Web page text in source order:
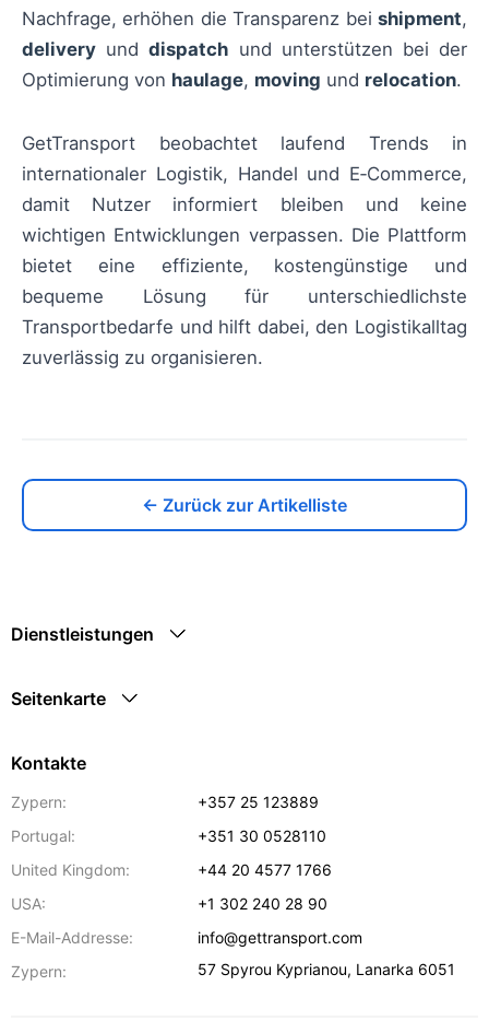
Nachfrage, erhöhen die Transparenz bei shipment,
delivery unddispatch und unterstützen bei der
Optimierung von haulage, moving und relocation.
GetTransport beobachtet laufend Trends in
internationaler Logistik, Handel und E‑Commerce,
damit Nutzer informiert bleiben und keine
wichtigen Entwicklungen verpassen. Die Plattform
bietet eine effiziente, kostengünstige und
bequeme Lösung für unterschiedlichste
Transportbedarfe und hilft dabei, den Logistikalltag
zuverlässig zu organisieren.
← Zurück zur Artikelliste
Dienstleistungen
Seitenkarte
Kontakte
Zypern:
+357 25 123889
Portugal:
+351 30 0528110
United Kingdom:
+44 20 4577 1766
USA:
+1 302 240 28 90
E-Mail-Addresse:
info@gettransport.com
Zypern:
57 Spyrou Kyprianou, Lanarka 6051